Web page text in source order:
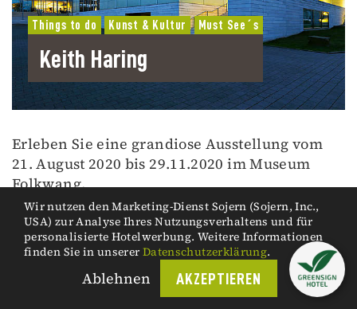
Things to do Kunst & Kultur Must See´s
Keith Haring
Erleben Sie eine grandiose Ausstellung vom
21. August 2020 bis 29.11.2020 im Museum
Folkwang.
Wir nutzen den Marketing-Dienst Sojern (Sojern, Inc.,
USA) zur Analyse Ihres Nutzungsverhaltens und für
personalisierte Hotelwerbung. Weitere Informationen
finden Sie in unserer Datenschutzerklärung.
Ablehnen AKZEPTIEREN